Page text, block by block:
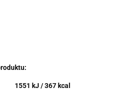
1551 kJ / 367 kcal